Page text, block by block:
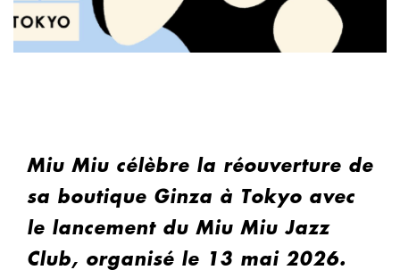
Miu Miu célèbre la réouverture de
sa boutique Ginza à Tokyo avec
le lancement du Miu Miu Jazz
Club, organisé le 13 mai 2026.